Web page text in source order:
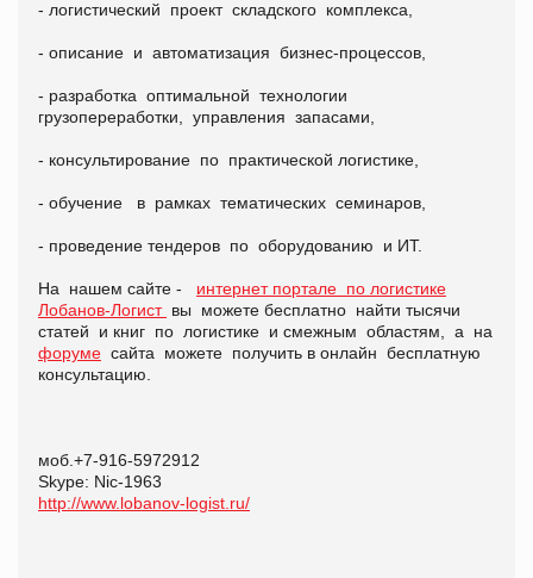
- логистический проект складского комплекса,
- описание и автоматизация бизнес-процессов,
- разработка оптимальной технологии
грузопереработки, управления запасами,
- консультирование по практической логистике,
- обучение в рамках тематических семинаров,
- проведение тендеров по оборудованию и ИТ.
На нашем сайте - интернет портале по логистике
Лобанов-Логист вы можете бесплатно найти тысячи
статей и книг по логистике и смежным областям, а на
форуме сайта можете получить в онлайн бесплатную
консультацию.
моб.+7-916-5972912
Skype: Nic-1963
http://www.lobanov-logist.ru/